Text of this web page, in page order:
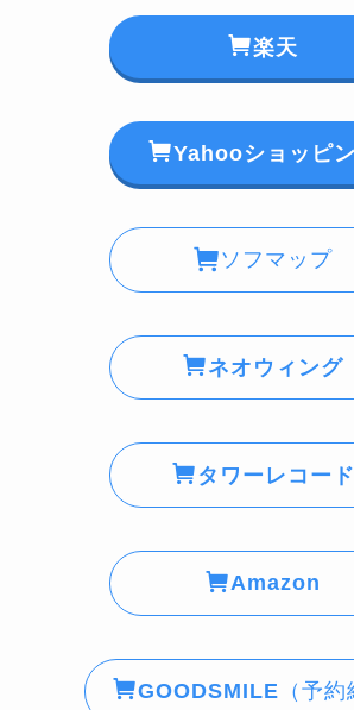
楽天
Yahooショッピ
ソフマップ
ネオウィング
タワーレコード
Amazon
GOODSMILE （予約